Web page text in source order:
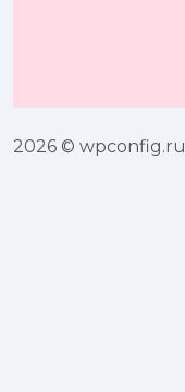
2026 © wpconfig.ru